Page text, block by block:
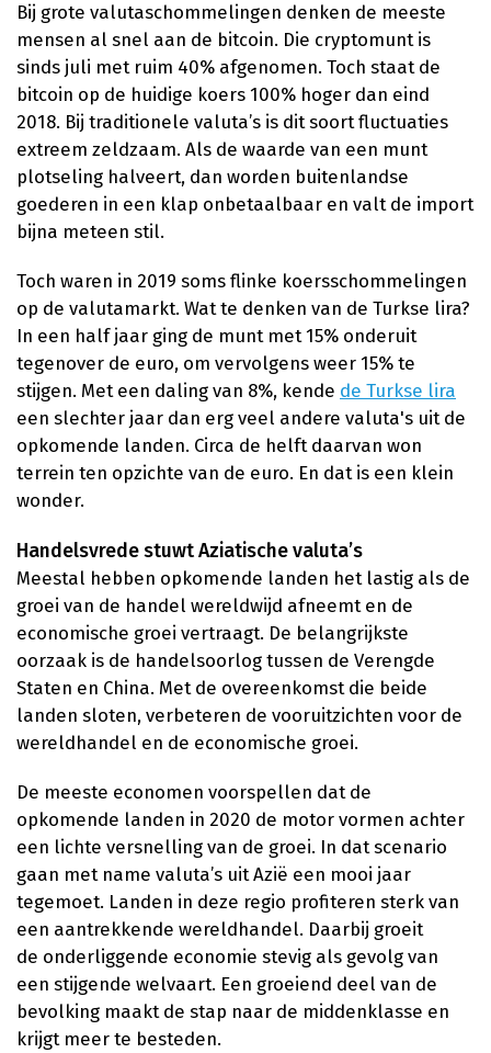
Bij grote valutaschommelingen denken de meeste
mensen al snel aan de bitcoin. Die cryptomunt is
sinds juli met ruim 40% afgenomen. Toch staat de
bitcoin op de huidige koers 100% hoger dan eind
2018. Bij traditionele valuta’s is dit soort fluctuaties
extreem zeldzaam. Als de waarde van een munt
plotseling halveert, dan worden buitenlandse
goederen in een klap onbetaalbaar en valt de import
bijna meteen stil.
Toch waren in 2019 soms flinke koersschommelingen
op de valutamarkt. Wat te denken van de Turkse lira?
In een half jaar ging de munt met 15% onderuit
tegenover de euro, om vervolgens weer 15% te
stijgen. Met een daling van 8%, kende de Turkse lira
een slechter jaar dan erg veel andere valuta's uit de
opkomende landen. Circa de helft daarvan won
terrein ten opzichte van de euro. En dat is een klein
wonder.
Handelsvrede stuwt Aziatische valuta’s
Meestal hebben opkomende landen het lastig als de
groei van de handel wereldwijd afneemt en de
economische groei vertraagt. De belangrijkste
oorzaak is de handelsoorlog tussen de Verengde
Staten en China. Met de overeenkomst die beide
landen sloten, verbeteren de vooruitzichten voor de
wereldhandel en de economische groei.
De meeste economen voorspellen dat de
opkomende landen in 2020 de motor vormen achter
een lichte versnelling van de groei. In dat scenario
gaan met name valuta’s uit Azië een mooi jaar
tegemoet. Landen in deze regio profiteren sterk van
een aantrekkende wereldhandel. Daarbij groeit
de onderliggende economie stevig als gevolg van
een stijgende welvaart. Een groeiend deel van de
bevolking maakt de stap naar de middenklasse en
krijgt meer te besteden.